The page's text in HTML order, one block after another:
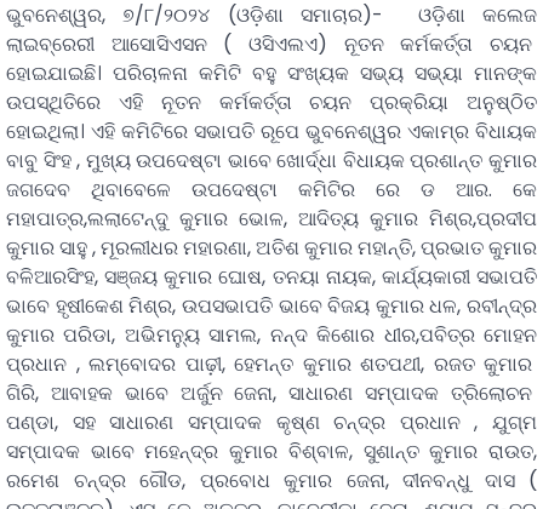
ଭୁବନେଶ୍ୱର, ୭/୮/୨୦୨୪ (ଓଡ଼ିଶା ସମାଚାର)- ଓଡ଼ିଶା କଲେଜ
ଲାଇବ୍ରେରୀ ଆସୋସିଏସନ ( ଓସିଏଲଏ) ନୂତନ କର୍ମକର୍ତ୍ତା ଚୟନ
ହୋଇଯାଇଛି। ପରିଚାଳନା କମିଟି ବହୁ ସଂଖ୍ୟକ ସଭ୍ୟ ସଭ୍ୟା ମାନଙ୍କ
ଉପସ୍ଥିତିରେ ଏହି ନୂତନ କର୍ମକର୍ତ୍ତା ଚୟନ ପ୍ରକ୍ରିୟା ଅନୁଷ୍ଠିତ
ହୋଇଥିଲା। ଏହି କମିଟିରେ ସଭାପତି ରୂପେ ଭୁବନେଶ୍ୱର ଏକାମ୍ର ବିଧାୟକ
ବାବୁ ସିଂହ , ମୁଖ୍ୟ ଉପଦେଷ୍ଟା ଭାବେ ଖୋର୍ଦ୍ଧା ବିଧାୟକ ପ୍ରଶାନ୍ତ କୁମାର
ଜଗଦେବ ଥିବାବେଳେ ଉପଦେଷ୍ଟା କମିଟିର ରେ ଡ ଆର. କେ
ମହାପାତ୍ର,ଲଲାଟେନ୍ଦୁ କୁମାର ଭୋଳ, ଆଦିତ୍ୟ କୁମାର ମିଶ୍ର,ପ୍ରଦୀପ
କୁମାର ସାହୁ , ମୂରଲୀଧର ମହାରଣା, ଅତିଶ କୁମାର ମହାନ୍ତି, ପ୍ରଭାତ କୁମାର
ବଳିଆରସିଂହ, ସଞ୍ଜୟ କୁମାର ଘୋଷ, ତନୟା ନାୟକ, କାର୍ଯ୍ୟକାରୀ ସଭାପତି
ଭାବେ ହୃଷୀକେଶ ମିଶ୍ର, ଉପସଭାପତି ଭାବେ ବିଜୟ କୁମାର ଧଳ, ରବୀନ୍ଦ୍ର
କୁମାର ପରିଡା, ଅଭିମନ୍ୟୁ ସାମଲ, ନନ୍ଦ କିଶୋର ଧୀର,ପବିତ୍ର ମୋହନ
ପ୍ରଧାନ , ଲମ୍ବୋଦର ପାଢ଼ୀ, ହେମନ୍ତ କୁମାର ଶତପଥୀ, ରଜତ କୁମାର
ଗିରି, ଆବାହକ ଭାବେ ଅର୍ଜୁନ ଜେନା, ସାଧାରଣ ସମ୍ପାଦକ ତ୍ରିଲୋଚନ
ପଣ୍ଡା, ସହ ସାଧାରଣ ସମ୍ପାଦକ କୃଷ୍ଣ ଚନ୍ଦ୍ର ପ୍ରଧାନ , ଯୁଗ୍ମ
ସମ୍ପାଦକ ଭାବେ ମହେନ୍ଦ୍ର କୁମାର ବିଶ୍ବାଳ, ସୁଶାନ୍ତ କୁମାର ରାଉତ,
ରମେଶ ଚନ୍ଦ୍ର ଗୌଡ, ପ୍ରବୋଧ କୁମାର ଜେନା, ଦୀନବନ୍ଧୁ ଦାସ (